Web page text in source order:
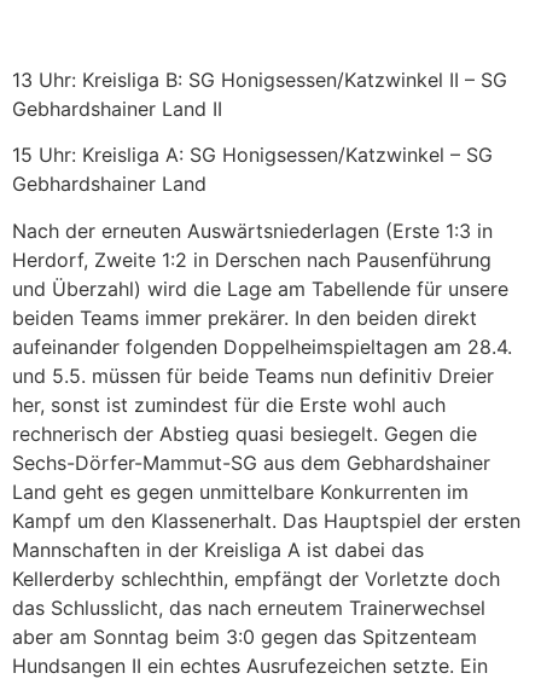
13 Uhr: Kreisliga B: SG Honigsessen/Katzwinkel II – SG
Gebhardshainer Land II
15 Uhr: Kreisliga A: SG Honigsessen/Katzwinkel – SG
Gebhardshainer Land
Nach der erneuten Auswärtsniederlagen (Erste 1:3 in
Herdorf, Zweite 1:2 in Derschen nach Pausenführung
und Überzahl) wird die Lage am Tabellende für unsere
beiden Teams immer prekärer. In den beiden direkt
aufeinander folgenden Doppelheimspieltagen am 28.4.
und 5.5. müssen für beide Teams nun definitiv Dreier
her, sonst ist zumindest für die Erste wohl auch
rechnerisch der Abstieg quasi besiegelt. Gegen die
Sechs-Dörfer-Mammut-SG aus dem Gebhardshainer
Land geht es gegen unmittelbare Konkurrenten im
Kampf um den Klassenerhalt. Das Hauptspiel der ersten
Mannschaften in der Kreisliga A ist dabei das
Kellerderby schlechthin, empfängt der Vorletzte doch
das Schlusslicht, das nach erneutem Trainerwechsel
aber am Sonntag beim 3:0 gegen das Spitzenteam
Hundsangen II ein echtes Ausrufezeichen setzte. Ein